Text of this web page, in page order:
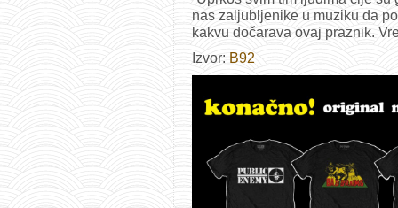
nas zaljubljenike u muziku da
kakvu dočarava ovaj praznik.
Izvor: B92